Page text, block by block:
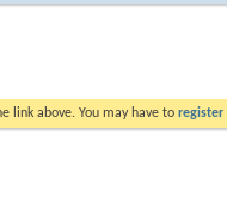
link above. You may have to register